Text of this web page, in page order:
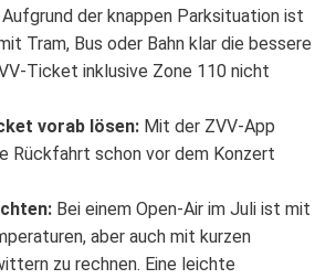
Aufgrund der knappen Parksituation ist
Tram, Bus oder Bahn klar die bessere
Ticket inklusive Zone 110 nicht
vorab lösen: Mit der ZVV-App
Rückfahrt schon vor dem Konzert
Bei einem Open-Air im Juli ist mit
aber auch mit kurzen
zu rechnen. Eine leichte